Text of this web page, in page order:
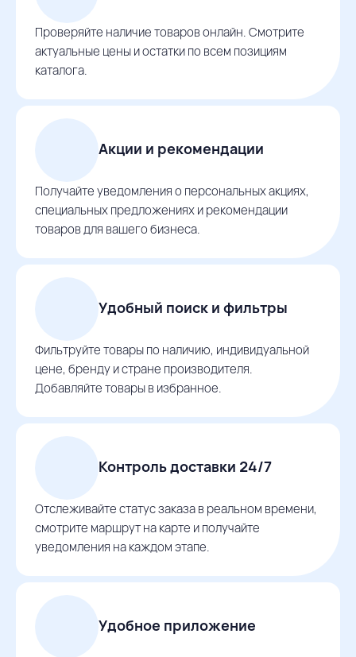
Проверяйте наличие товаров онлайн. Смотрите
актуальные цены и остатки по всем позициям
каталога.
Акции и рекомендации
Получайте уведомления о персональных акциях,
специальных предложениях и рекомендации
товаров для вашего бизнеса.
Удобный поиск и фильтры
Фильтруйте товары по наличию, индивидуальной
цене, бренду и стране производителя.
Добавляйте товары в избранное.
Контроль доставки 24/7
Отслеживайте статус заказа в реальном времени,
смотрите маршрут на карте и получайте
уведомления на каждом этапе.
Удобное приложение